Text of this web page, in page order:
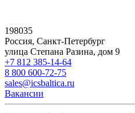
198035
Россия, Санкт-Петербург
улица Степана Разина, дом 9
+7 812 385-14-64
8 800 600-72-75
sales@icsbaltica.ru
Вакансии